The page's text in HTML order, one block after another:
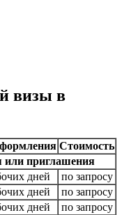
визы в
Стоимость
или приглашения
дней
по запросу
дней
по запросу
дней
по запросу